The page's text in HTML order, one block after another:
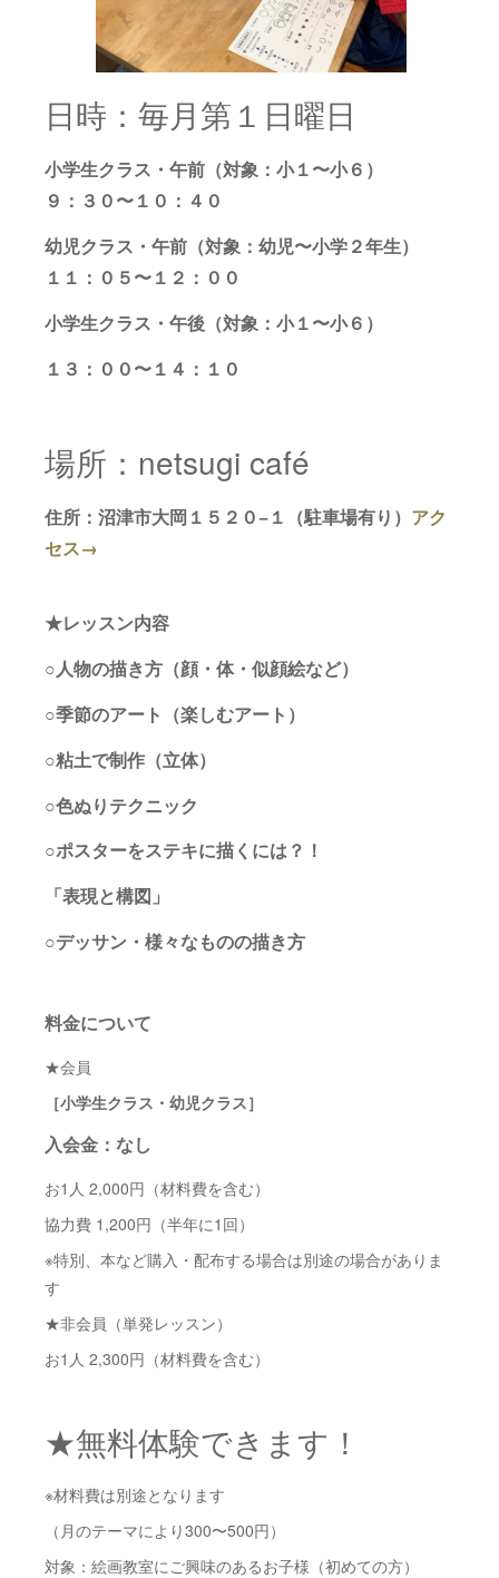
日時：毎月第１日曜日
小学生クラス・午前（対象：小１〜小６）
９：３０〜１０：４０
幼児クラス・午前（対象：幼児〜小学２年生）
１１：０５〜１２：００
小学生クラス・午後（対象：小１〜小６）
１３：００〜１４：１０
場所：netsugi café
住所：沼津市大岡１５２０−１（駐車場有り） アク
セス→
★レッスン内容
○人物の描き方（顔・体・似顔絵など）
○季節のアート（楽しむアート）
○粘土で制作（立体）
○色ぬりテクニック
○ポスターをステキに描くには？！
「表現と構図」
○デッサン・様々なものの描き方
料金について
★会員
［小学生クラス・幼児クラス］
入会金：なし
お1人 2,000円（材料費を含む）
協力費 1,200円（半年に1回）
※特別、本など購入・配布する場合は別途の場合がありま
す
★非会員（単発レッスン）
お1人 2,300円（材料費を含む）
★無料体験できます！
※材料費は別途となります
（月のテーマにより300〜500円）
対象：絵画教室にご興味のあるお子様（初めての方）